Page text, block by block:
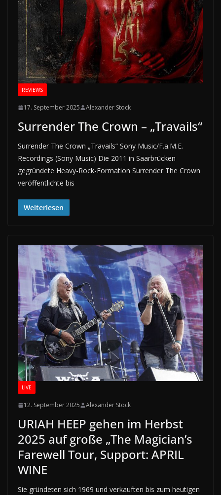
REVIEWS
17. September 2025 Alexander Stock
Surrender The Crown – „Travails“
Surrender The Crown „Travails“ Sony Music/F.a.M.E.
Recordings (Sony Music) Die 2011 in Saarbrücken
gegründete Heavy-Rock-Formation Surrender The Crown
veröffentlichte bis
Weiterlesen
LIVE
12. September 2025 Alexander Stock
URIAH HEEP gehen im Herbst
2025 auf große „The Magician’s
Farewell Tour, Support: APRIL
WINE
Sie gründeten sich 1969 und verkauften bis zum heutigen